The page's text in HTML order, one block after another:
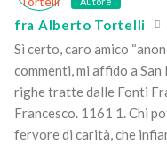
fra Alberto Tortelli
Sì certo, caro amico
commenti, mi affido a
righe tratte dalle Fonti
Francesco. 1161 1. Chi
fervore di carità, che